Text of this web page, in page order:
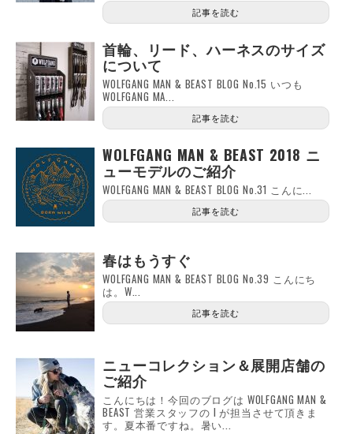
記事を読む
首輪、リード、ハーネスのサイズ
について
WOLFGANG MAN & BEAST BLOG No.15 いつも
WOLFGANG MA...
記事を読む
WOLFGANG MAN & BEAST 2018 ニ
ューモデルのご紹介
WOLFGANG MAN & BEAST BLOG No.31 こんに...
記事を読む
春はもうすぐ
WOLFGANG MAN & BEAST BLOG No.39 こんにち
は。W...
記事を読む
ニューコレクション＆展開店舗の
ご紹介
こんにちは！今回のブログは WOLFGANG MAN &
BEAST 営業スタッフの I が担当させて頂きま
す。夏本番ですね。暑い...